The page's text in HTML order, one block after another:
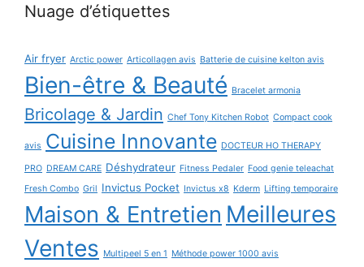
Nuage d’étiquettes
Air fryer Arctic power Articollagen avis Batterie de cuisine kelton avis
Bien-être & Beauté Bracelet armonia
Bricolage & Jardin Chef Tony Kitchen Robot Compact cook
avis Cuisine Innovante DOCTEUR HO THERAPY
PRO DREAM CARE Déshydrateur Fitness Pedaler Food genie teleachat
Fresh Combo Gril Invictus Pocket Invictus x8 Kderm Lifting temporaire
Maison & Entretien Meilleures
Ventes Multipeel 5 en 1 Méthode power 1000 avis